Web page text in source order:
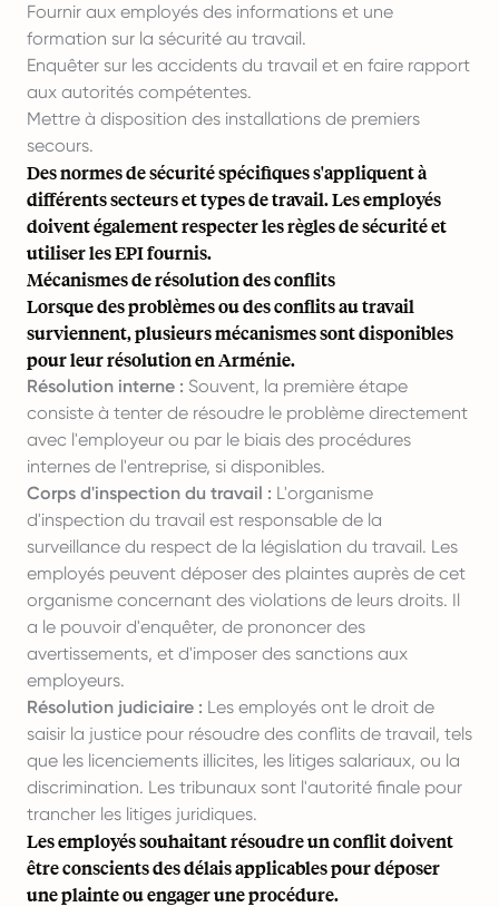
Fournir aux employés des informations et une
formation sur la sécurité au travail.
Enquêter sur les accidents du travail et en faire rapport
aux autorités compétentes.
Mettre à disposition des installations de premiers
secours.
Des normes de sécurité spécifiques s'appliquent à
différents secteurs et types de travail. Les employés
doivent également respecter les règles de sécurité et
utiliser les EPI fournis.
Mécanismes de résolution des conflits
Lorsque des problèmes ou des conflits au travail
surviennent, plusieurs mécanismes sont disponibles
pour leur résolution en Arménie.
Résolution interne : Souvent, la première étape
consiste à tenter de résoudre le problème directement
avec l'employeur ou par le biais des procédures
internes de l'entreprise, si disponibles.
Corps d'inspection du travail : L'organisme
d'inspection du travail est responsable de la
surveillance du respect de la législation du travail. Les
employés peuvent déposer des plaintes auprès de cet
organisme concernant des violations de leurs droits. Il
a le pouvoir d'enquêter, de prononcer des
avertissements, et d'imposer des sanctions aux
employeurs.
Résolution judiciaire : Les employés ont le droit de
saisir la justice pour résoudre des conflits de travail, tels
que les licenciements illicites, les litiges salariaux, ou la
discrimination. Les tribunaux sont l'autorité finale pour
trancher les litiges juridiques.
Les employés souhaitant résoudre un conflit doivent
être conscients des délais applicables pour déposer
une plainte ou engager une procédure.